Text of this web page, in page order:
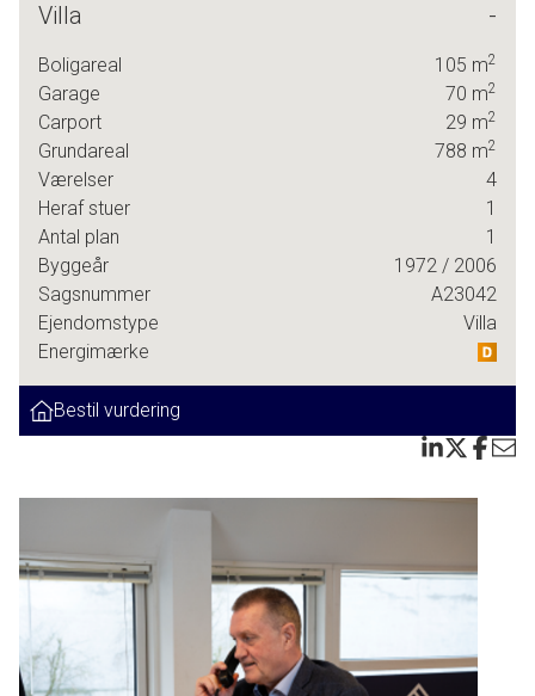
-PLANLØSNING MED SPÆNDENDE MULIGHEDER
- MASSER AF PLADS TIL FAMILIE
- SUPER BELIGGENHED I KØGE NORD
- LØBENDE VEDLIGEHOLDT
- BØRNEVENLIGT KVARTER
Med en super beliggenhed midt mellem alt det børnefamilien har lyst til og
vedligeholdt villa. Her får I god plads, en spændende planløsning og en stor
havedrømme, leg og sjov.
Her er Ølby Centret, station, skole, børnehuse, gode indkøbsmuligheder og
korte gå- og cykelafstande. Her er et stort udvalg af fritidsaktiviteter for
motorvejen. Børnene kan trygt færdes i området af de trafik svage villaveje
og de udbredte stisystemer.
Villaen er opført i 1972 og er siden løbende vedligeholdt og istandsat.
Gennem hele huset fremstår faciliteterne pæne og velholdt. Her fremgår det
Villa -
Boligareal 105 m2
Garage 70 m2
Carport 29 m2
Grundareal 788 m2
Værelser
4
Heraf stuer
1
Antal plan
1
Byggeår
1972 / 2006
Sagsnummer
A23042
Ejendomstype
Villa
Energimærke
Bestil vurdering